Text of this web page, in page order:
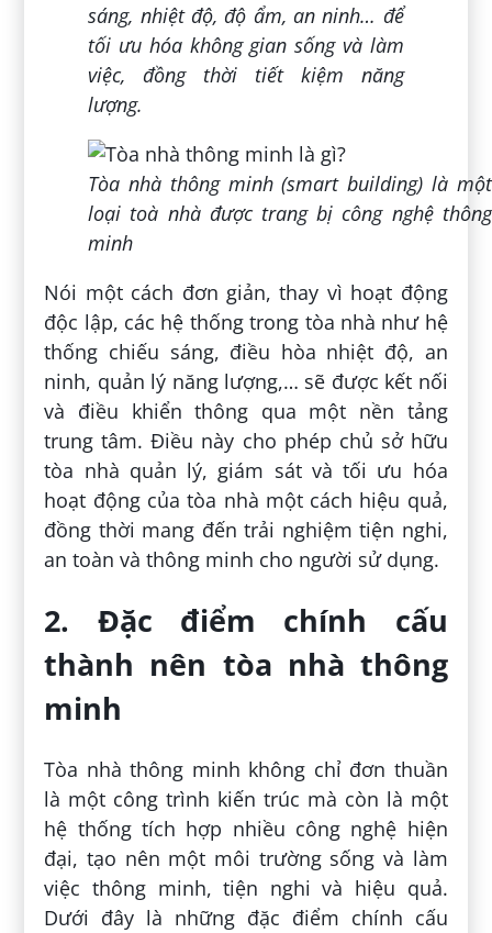
sáng, nhiệt độ, độ ẩm, an ninh… để
tối ưu hóa không gian sống và làm
việc, đồng thời tiết kiệm năng
lượng.
Tòa nhà thông minh (smart building) là một
loại toà nhà được trang bị công nghệ thông
minh
Nói một cách đơn giản, thay vì hoạt động
độc lập, các hệ thống trong tòa nhà như hệ
thống chiếu sáng, điều hòa nhiệt độ, an
ninh, quản lý năng lượng,… sẽ được kết nối
và điều khiển thông qua một nền tảng
trung tâm. Điều này cho phép chủ sở hữu
tòa nhà quản lý, giám sát và tối ưu hóa
hoạt động của tòa nhà một cách hiệu quả,
đồng thời mang đến trải nghiệm tiện nghi,
an toàn và thông minh cho người sử dụng.
2. Đặc điểm chính cấu
thành nên tòa nhà thông
minh
Tòa nhà thông minh không chỉ đơn thuần
là một công trình kiến trúc mà còn là một
hệ thống tích hợp nhiều công nghệ hiện
đại, tạo nên một môi trường sống và làm
việc thông minh, tiện nghi và hiệu quả.
Dưới đây là những đặc điểm chính cấu